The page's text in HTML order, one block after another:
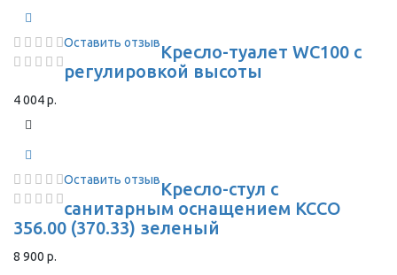
Оставить отзывКресло-туалет WC100 с
регулировкой высоты
4 004 р.
Оставить отзывКресло-стул с
санитарным оснащением КССО
356.00 (370.33) зеленый
8 900 р.